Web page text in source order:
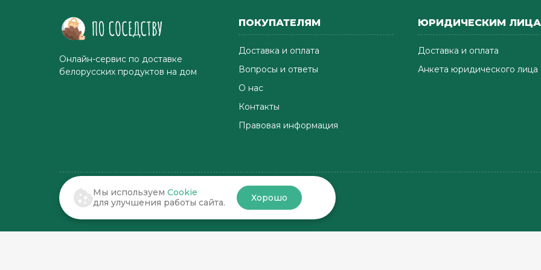
Онлайн-сервис по доставке
белорусских продуктов на дом
ПОКУПАТЕЛЯМ
Доставка и оплата
Вопросы и ответы
О нас
Контакты
Правовая информация
ЮРИДИЧЕСКИМ
Доставка и оплата
Анкета юридического лица
© 2022-2026 . По соседству
Мы используем Cookie
для улучшения работы сайта.
Хорошо